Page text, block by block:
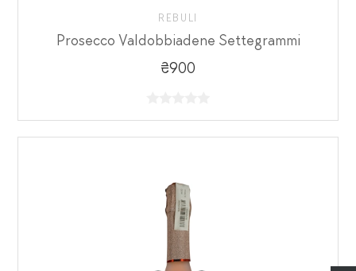
REBULI
Prosecco Valdobbiadene Settegrammi
₴900